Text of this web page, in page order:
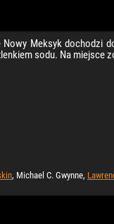
Meksyk
sodu. Na
, Michael C. Gwynne,